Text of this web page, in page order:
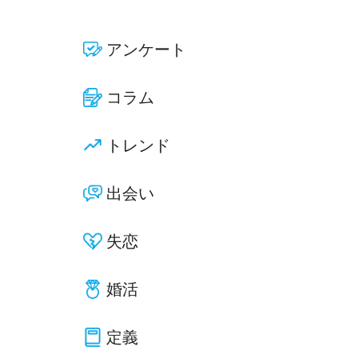
アンケート
コラム
トレンド
出会い
失恋
婚活
定義